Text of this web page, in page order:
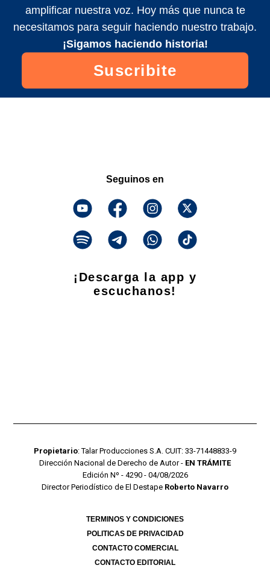
amplificar nuestra voz. Hoy más que nunca te
necesitamos para seguir haciendo nuestro trabajo.
¡Sigamos haciendo historia!
Suscribite
Seguinos en
¡Descarga la app y
escuchanos!
Propietario: Talar Producciones S.A. CUIT: 33-71448833-9
Dirección Nacional de Derecho de Autor - EN TRÁMITE
Edición Nº - 4290 - 04/08/2026
Director Periodístico de El Destape Roberto Navarro
TERMINOS Y CONDICIONES
POLITICAS DE PRIVACIDAD
CONTACTO COMERCIAL
CONTACTO EDITORIAL